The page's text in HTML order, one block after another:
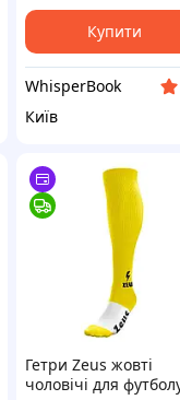
Купити
WhisperBook
Київ
Гетри Zeus жовті
чоловічі для